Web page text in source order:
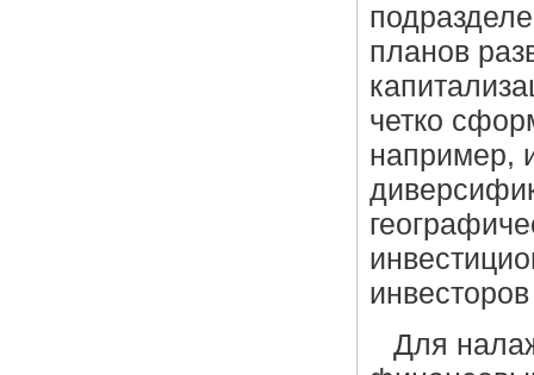
планов
четко
например,
Для